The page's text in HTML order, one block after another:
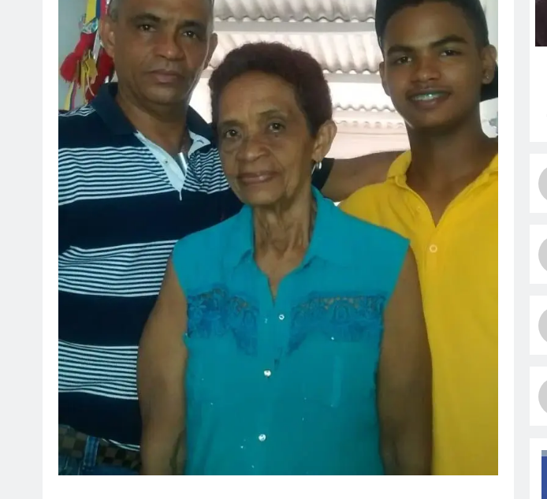
SOCIALES
¡Feliz cumpleaños para doña
Marta Luz López!
junio 27, 2026